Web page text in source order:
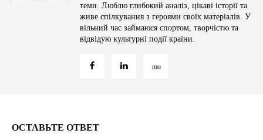
теми. Люблю глибокий аналіз, цікаві історії та
живе спілкування з героями своїх матеріалів. У
вільний час займаюся спортом, творчістю та
відвідую культурні події країни.
ОСТАВЬТЕ ОТВЕТ